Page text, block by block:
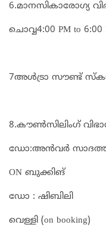
6.മാനസികാരോഗ്യ
ചൊവ്വ4:00 PM to 6:00
7അൾട്രാ സൗണ്ട്
8.കൗൺസിലിംഗ്
ഡോ:അൻവർ
ON ബുക്കിങ്
ഡോ : ഷിബിലി
വെള്ളി (on booking)